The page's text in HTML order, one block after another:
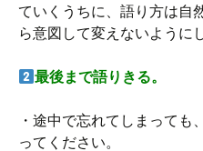
ていくうちに、語り方は自
ら意図して変えないように
最後まで語りきる。
・途中で忘れてしまっても
ってください。